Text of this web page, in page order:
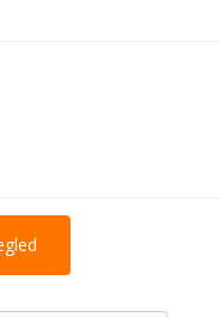
and e-mail addresses